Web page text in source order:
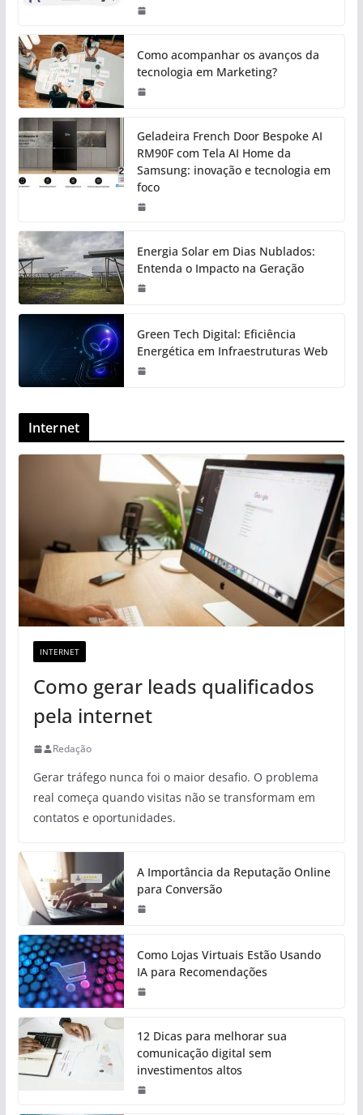
Como acompanhar os avanços da
tecnologia em Marketing?
Geladeira French Door Bespoke AI
RM90F com Tela AI Home da
Samsung: inovação e tecnologia em
foco
Energia Solar em Dias Nublados:
Entenda o Impacto na Geração
Green Tech Digital: Eficiência
Energética em Infraestruturas Web
Internet
INTERNET
Como gerar leads qualificados
pela internet
Redação
Gerar tráfego nunca foi o maior desafio. O problema
real começa quando visitas não se transformam em
contatos e oportunidades.
A Importância da Reputação Online
para Conversão
Como Lojas Virtuais Estão Usando
IA para Recomendações
12 Dicas para melhorar sua
comunicação digital sem
investimentos altos